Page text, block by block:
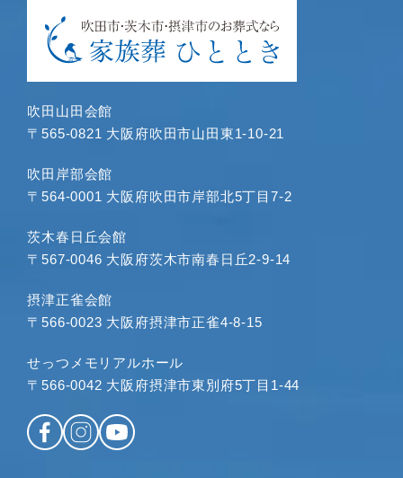
2024年4月
2024年3月
2023年9月
2023年8月
2023年4月
2023年3月
2022年11月
2022年10月
吹田山田会館
〒565-0821 大阪府吹田市山田東1-10-21
吹田岸部会館
〒564-0001 大阪府吹田市岸部北5丁目7-2
茨木春日丘会館
〒567-0046 大阪府茨木市南春日丘2-9-14
摂津正雀会館
〒566-0023 大阪府摂津市正雀4-8-15
せっつメモリアルホール
〒566-0042 大阪府摂津市東別府5丁目1-44